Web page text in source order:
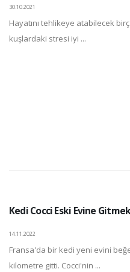
30.10.2021
Hayatını tehlikeye atabilecek
kuşlardaki stresi iyi ...
Kedi Cocci Eski Evine
14.11.2022
Fransa'da bir kedi yeni evini
kilometre gitti. Cocci'nin ...